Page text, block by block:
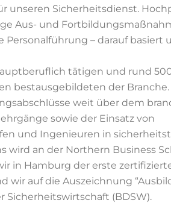
unseren Sicherheitsdienst.
Aus- und
– darauf basiert
tätigen und rund
bestausgebildeten der
weit über dem
sowie der Einsatz von
und Ingenieuren in
wird an der Northern Business
in Hamburg der erste
wir auf die Auszeichnung
Sicherheitswirtschaft (BDSW).